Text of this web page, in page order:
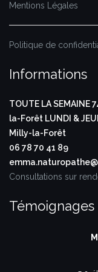
Mentions Légales
Politique de
Informations
TOUTE LA SEMAINE
la-Forêt LUNDI &
Milly-la-Forêt
06 78 70 41 89
Consultations sur
Témoignages